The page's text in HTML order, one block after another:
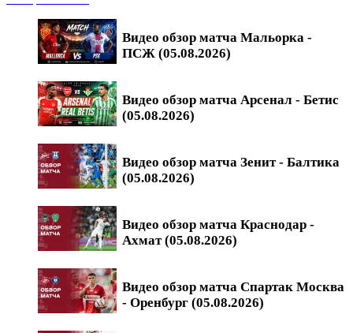
Видео обзор матча Мальорка -
ПСЖ (05.08.2026)
Видео обзор матча Арсенал - Бетис
(05.08.2026)
Видео обзор матча Зенит - Балтика
(05.08.2026)
Видео обзор матча Краснодар -
Ахмат (05.08.2026)
Видео обзор матча Спартак Москва
- Оренбург (05.08.2026)